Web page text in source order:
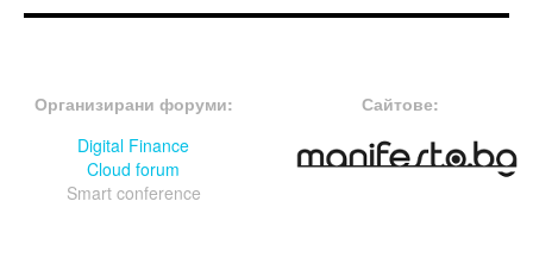
Организирани форуми:
Digital Finance
Cloud forum
Smart conference
Сайтове: